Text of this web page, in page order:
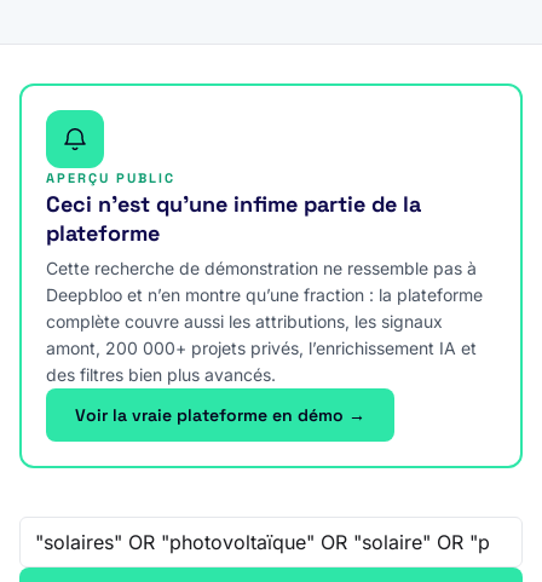
APERÇU PUBLIC
Ceci n’est qu’une infime partie de la
plateforme
Cette recherche de démonstration ne ressemble pas à
Deepbloo et n’en montre qu’une fraction : la plateforme
complète couvre aussi les attributions, les signaux
amont, 200 000+ projets privés, l’enrichissement IA et
des filtres bien plus avancés.
Voir la vraie plateforme en démo →
Recherche libre